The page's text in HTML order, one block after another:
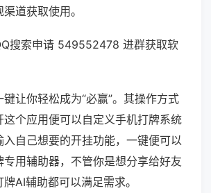
道获取使用。
搜索申请 549552478 进群获取软
让你轻松成为“必赢”。其操作方式
这个应用便可以自定义手机打牌系统
自己想要的开挂功能，一键便可以
专用辅助器，不管你是想分享给好友
AI辅助都可以满足需求。